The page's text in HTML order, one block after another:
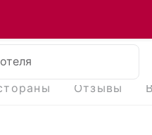
Отзывы